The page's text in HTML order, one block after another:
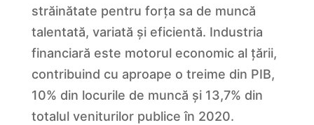
străinătate pentru forța sa de muncă
talentată, variată și eficientă. Industria
financiară este motorul economic al țării,
contribuind cu aproape o treime din PIB,
10% din locurile de muncă și 13,7% din
totalul veniturilor publice în 2020.